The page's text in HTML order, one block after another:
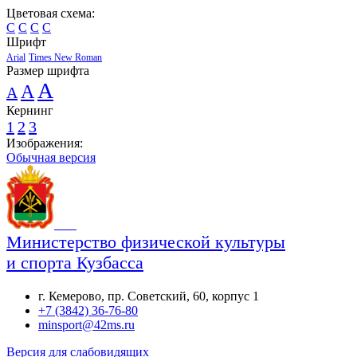
Цветовая схема:
C C C C
Шрифт
Arial Times New Roman
Размер шрифта
A A A
Кернинг
1 2 3
Изображения:
Обычная версия
Министерство физической культуры
и спорта Кузбасса
г. Кемерово, пр. Советский, 60, корпус 1
+7 (3842) 36-76-80
minsport@42ms.ru
Версия для слабовидящих